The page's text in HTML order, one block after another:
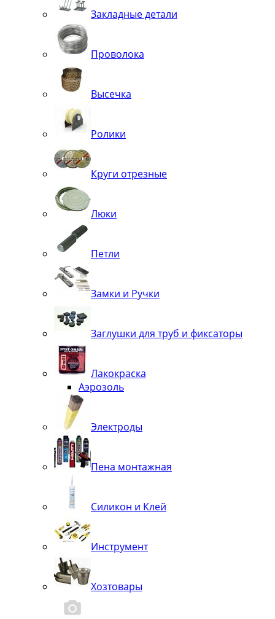
Закладные детали
Проволока
Высечка
Ролики
Круги отрезные
Люки
Петли
Замки и Ручки
Заглушки для труб и фиксаторы
Лакокраска
Аэрозоль
Электроды
Пена монтажная
Силикон и Клей
Инструмент
Хозтовары